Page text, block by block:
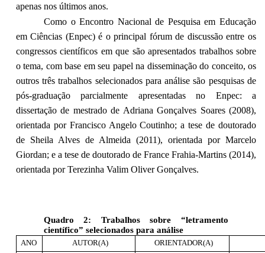
apenas nos últimos anos.
Como o Encontro Nacional de Pesquisa em Educação
em Ciências (Enpec) é o principal fórum de discussão entre os
congressos científicos em que são apresentados trabalhos sobre
o tema, com base em seu papel na disseminação do conceito, os
outros três trabalhos selecionados para análise são pesquisas de
pós-graduação parcialmente apresentadas no Enpec: a
dissertação de mestrado de Adriana Gonçalves Soares (2008),
orientada por Francisco Angelo Coutinho; a tese de doutorado
de Sheila Alves de Almeida (2011), orientada por Marcelo
Giordan; e a tese de doutorado de France Frahia-Martins (2014),
orientada por Terezinha Valim Oliver Gonçalves.
Quadro 2: Trabalhos sobre “letramento
científico” selecionados para análise
ANO AUTOR(A)
ORIENTADOR(A)